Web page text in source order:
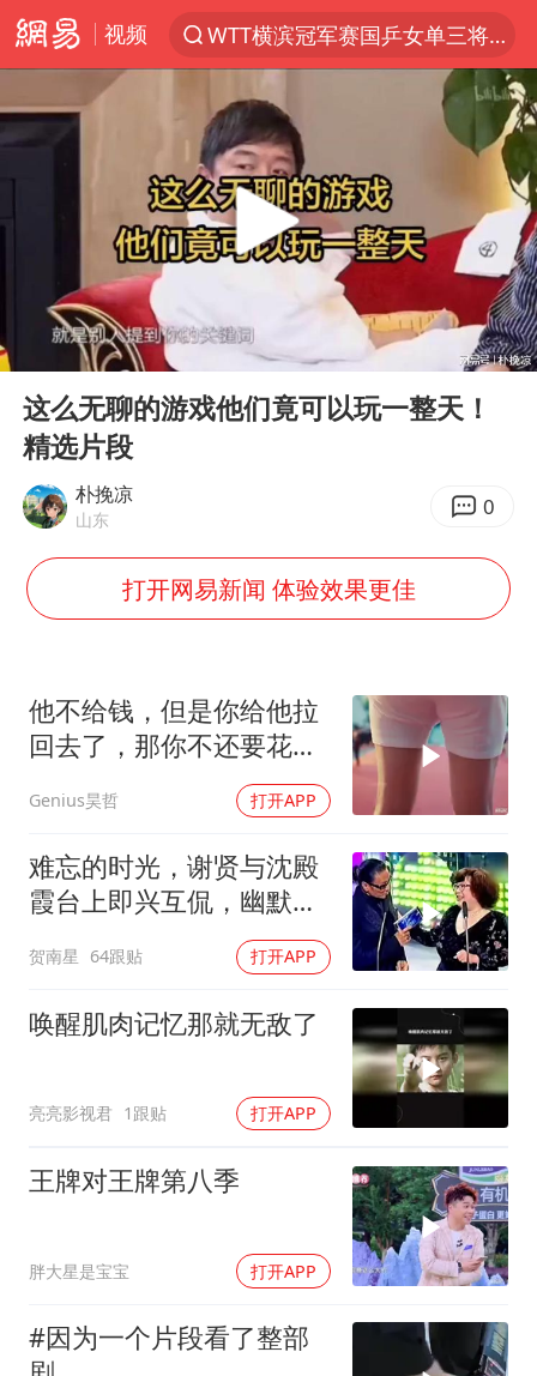
视频
WTT横滨冠军赛国乒女单三将晋级四强
光影经济撬动暑期消费新蓝海
大V：马科斯把路走绝了
白海豚将正面袭击贯穿浙江
情侣在平潭拍日出时坠崖致一死一伤
央视新主播李秋莹孙亚鹏亮相
上四休三，但降薪1000元，你接受吗？
老挝国会主席赛宋蓬逝世
杭州全市有序停课
泰国初中生饮弹自尽前开了26枪
陈思诚零点晒照为佟丽娅庆生
乐享全民健身 共筑健康中国
Play
00:00 06:31
这么无聊的游戏他们竟可以玩一整天！
精选片段
朴挽凉
山东 0
打开网易新闻 体验效果更佳
他不给钱，但是你给他拉
回去了，那你不还要花油
Genius昊哲 打开APP
难忘的时光，谢贤与沈殿
霞台上即兴互侃，幽默风
贺南星 64跟贴 打开APP
唤醒肌肉记忆那就无敌了
亮亮影视君 1跟贴 打开APP
王牌对王牌第八季
胖大星是宝宝 打开APP
#因为一个片段看了整部